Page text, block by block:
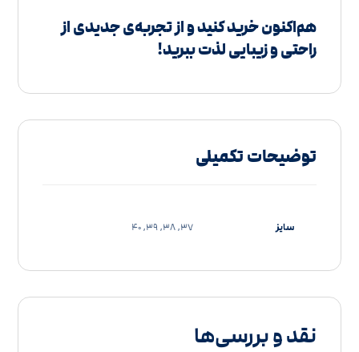
هم‌اکنون خرید کنید و از تجربه‌ی جدیدی از
راحتی و زیبایی لذت ببرید!
توضیحات تکمیلی
سایز 37, 38, 39, 40
نقد و بررسی‌ها